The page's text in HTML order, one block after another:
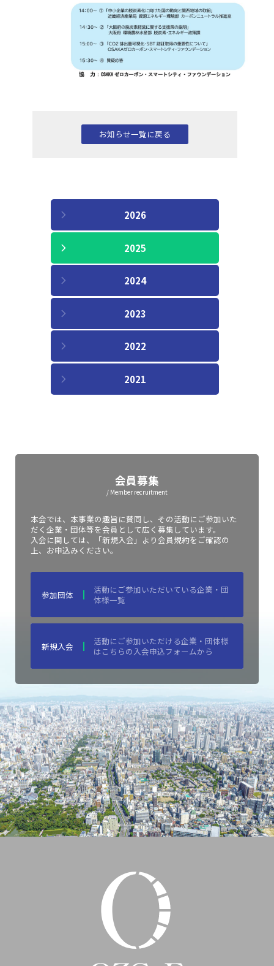
お知らせ一覧に戻る
2026
2025
2024
2023
2022
2021
会員募集
/ Member recruitment
本会では、本事業の趣旨に賛同し、その活動にご参加いた
だく企業・団体等を会員として広く募集しています。
入会に関しては、「新規入会」より会員規約をご確認の
上、お申込みください。
参加団体
活動にご参加いただいている企業・団
体様一覧
新規入会
活動にご参加いただける企業・団体様
はこちらの入会申込フォームから